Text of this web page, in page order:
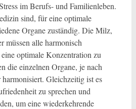
im Berufs- und Familienleben.
sind, für eine optimale
Organe zuständig. Die Milz,
müssen alle harmonisch
optimale Konzentration zu
die einzelnen Organe, je nach
Gleichzeitig ist es
zu sprechen und
um eine wiederkehrende